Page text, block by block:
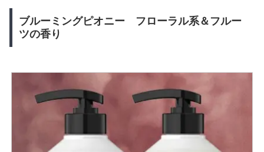
ブルーミングピオニー フローラル系＆フルー
ツの香り